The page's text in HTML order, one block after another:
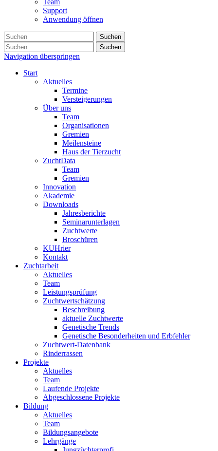
Support
Anwendung öffnen
Suchen
Suchen
Navigation überspringen
Start
Aktuelles
Termine
Versteigerungen
Über uns
Team
Organisationen
Gremien
Meilensteine
Haus der Tierzucht
ZuchtData
Team
Gremien
Innovation
Akademie
Downloads
Jahresberichte
Seminarunterlagen
Zuchtwerte
Broschüren
KUHrier
Kontakt
Zuchtarbeit
Aktuelles
Team
Leistungsprüfung
Zuchtwertschätzung
Beschreibung
aktuelle Zuchtwerte
Genetische Trends
Genetische Besonderheiten und Erbfehler
Zuchtwert-Datenbank
Rinderrassen
Projekte
Aktuelles
Team
Laufende Projekte
Abgeschlossene Projekte
Bildung
Aktuelles
Team
Bildungsangebote
Lehrgänge